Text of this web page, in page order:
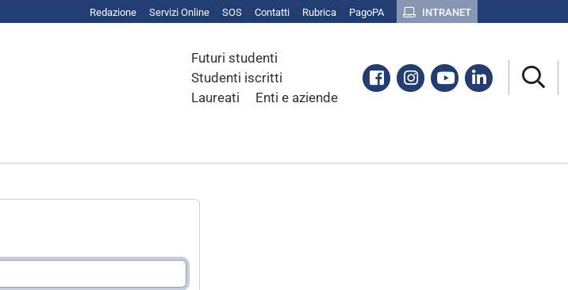
Redazione Servizi Online SOS Contatti Rubrica PagoPA INTRANET
Futuri studenti
Studenti iscritti
Laureati
Enti e aziende
Facebook
Instagram
YoutubeLinkedin